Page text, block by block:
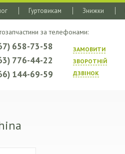
Гуртовикам Знижки
за телефонами:
ЗАМОВИТИ
ЗВОРОТНIЙ
ДЗВIНОК
658-73-58
776-44-22
144-69-59